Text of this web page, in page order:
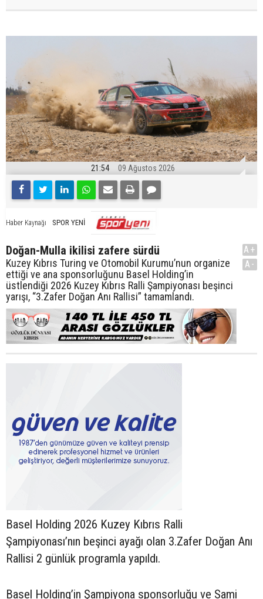
21:54 09 Ağustos 2026
Haber Kaynağı SPOR YENİ
Doğan-Mulla ikilisi zafere sürdü
Kuzey Kıbrıs Turing ve Otomobil Kurumu’nun organize
ettiği ve ana sponsorluğunu Basel Holding’in
üstlendiği 2026 Kuzey Kıbrıs Ralli Şampiyonası beşinci
yarışı, “3.Zafer Doğan Anı Rallisi” tamamlandı.
A+
A-
Basel Holding 2026 Kuzey Kıbrıs Ralli
Şampiyonası’nın beşinci ayağı olan 3.Zafer Doğan Anı
Rallisi 2 günlük programla yapıldı.
Basel Holding’in Şampiyona sponsorluğu ve Sami